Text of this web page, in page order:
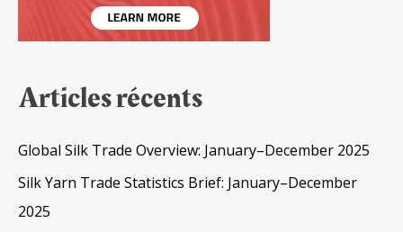
Articles récents
Global Silk Trade Overview: January–December 2025
Silk Yarn Trade Statistics Brief: January–December
2025